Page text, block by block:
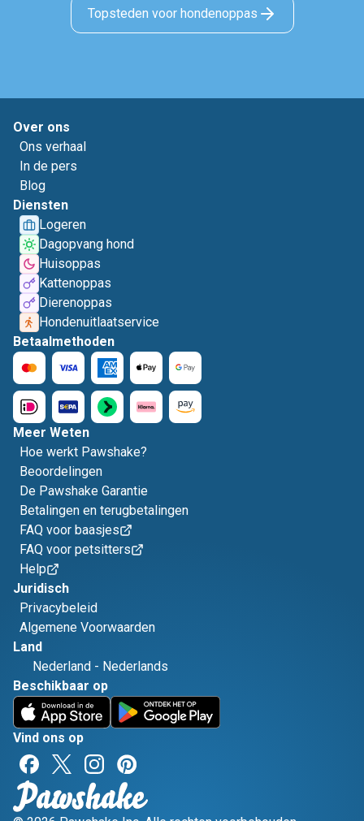
Topsteden voor hondenoppas
Over ons
Ons verhaal
In de pers
Blog
Diensten
Logeren
Dagopvang hond
Huisoppas
Kattenoppas
Dierenoppas
Hondenuitlaatservice
Betaalmethoden
Meer Weten
Hoe werkt Pawshake?
Beoordelingen
De Pawshake Garantie
Betalingen en terugbetalingen
FAQ voor baasjes
FAQ voor petsitters
Help
Juridisch
Privacybeleid
Algemene Voorwaarden
Land
Nederland - Nederlands
Beschikbaar op
Vind ons op